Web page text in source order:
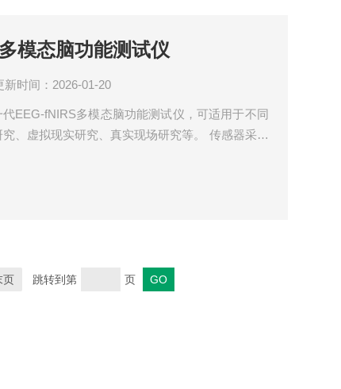
模态脑功能测试仪
新时间：2026-01-20
EEG-fNIRS多模态脑功能测试仪，可适用于不同
、虚拟现实研究、真实现场研究等。 传感器采用
关电位研究，HCI/BCI人机交互/脑机接口研究，f
脑功能测
页 跳转到第 页